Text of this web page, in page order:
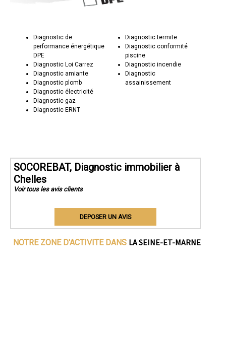
Diagnostic de
performance énergétique
DPE
Diagnostic Loi Carrez
Diagnostic amiante
Diagnostic plomb
Diagnostic électricité
Diagnostic gaz
Diagnostic ERNT
Diagnostic termite
Diagnostic conformité
piscine
Diagnostic incendie
Diagnostic
assainissement
SOCOREBAT, Diagnostic immobilier à
Chelles
Voir tous les avis clients
DEPOSER UN AVIS
NOTRE ZONE D'ACTIVITE DANS LA SEINE-ET-MARNE